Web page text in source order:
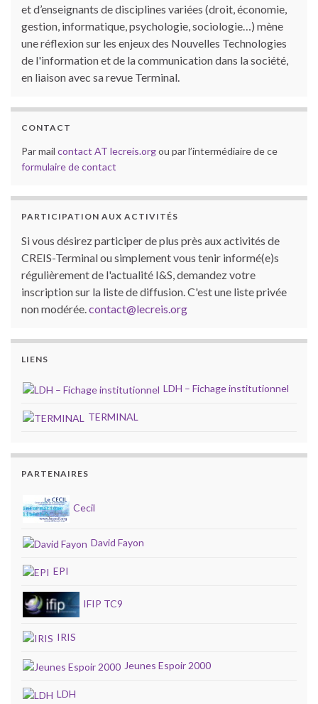
et d’enseignants de disciplines variées (droit, économie,
gestion, informatique, psychologie, sociologie…) mène
une réflexion sur les enjeux des Nouvelles Technologies
de l'information et de la communication dans la société,
en liaison avec sa revue Terminal.
CONTACT
Par mail contact AT lecreis.orgou par l’intermédiaire de ce
formulaire de contact
PARTICIPATION AUX ACTIVITÉS
Si vous désirez participer de plus près aux activités de
CREIS-Terminal ou simplement vous tenir informé(e)s
régulièrement de l'actualité I&S, demandez votre
inscription sur la liste de diffusion. C'est une liste privée
non modérée.contact@lecreis.org
LIENS
LDH – Fichage institutionnel
TERMINAL
PARTENAIRES
Cecil
David Fayon
EPI
IFIP TC9
IRIS
Jeunes Espoir 2000
LDH